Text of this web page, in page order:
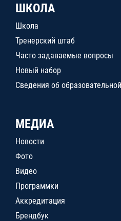
ШКОЛА
Школа
Тренерский штаб
Часто задаваемые вопросы
Новый набор
Сведения об
МЕДИА
Новости
Фото
Видео
Программки
Аккредитация
Брендбук